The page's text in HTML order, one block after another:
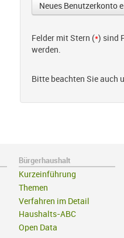
Felder mit Stern (*) sind
werden.
Bitte beachten Sie auch
Bürgerhaushalt
Kurzeinführung
Themen
Verfahren im Detail
Haushalts-ABC
Open Data